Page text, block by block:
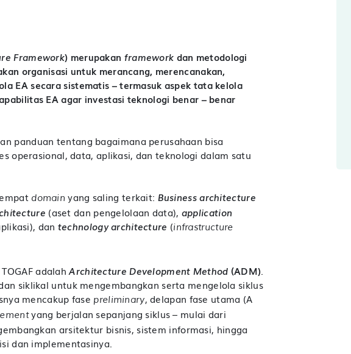
Framework) merupakan framework dan metodologi
organisasi untuk merancang, merencanakan,
EA secara sistematis – termasuk aspek tata kelola
EA agar investasi teknologi benar – benar
panduan tentang bagaimana perusahaan bisa
operasional, data, aplikasi, dan teknologi dalam satu
domain yang saling terkait: Business architecture
(aset dan pengelolaan data), application
dan technology architecture (infrastructure
adalahArchitecture Development Method (ADM).
siklikal untuk mengembangkan serta mengelola siklus
mencakup fase preliminary, delapan fase utama (A
yang berjalan sepanjang siklus – mulai dari
arsitektur bisnis, sistem informasi, hingga
dan implementasinya.